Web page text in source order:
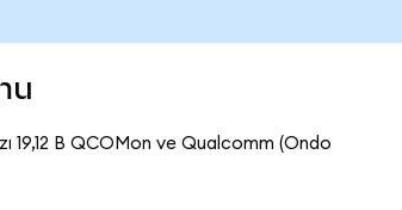
19,12 B QCOMon ve Qualcomm (Ondo